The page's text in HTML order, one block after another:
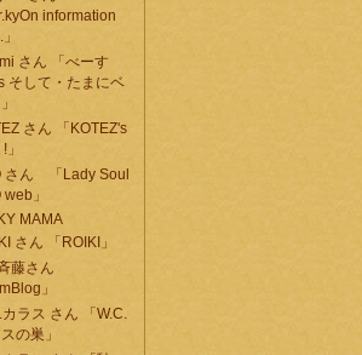
information
さん 「べーす
そして・たまにベ
さん 「KOTEZ's
さん 「Lady Soul
web」
MAMA
さん 「ROIKI」
藤さん
」
カラス さん 「W.C.
の巣」